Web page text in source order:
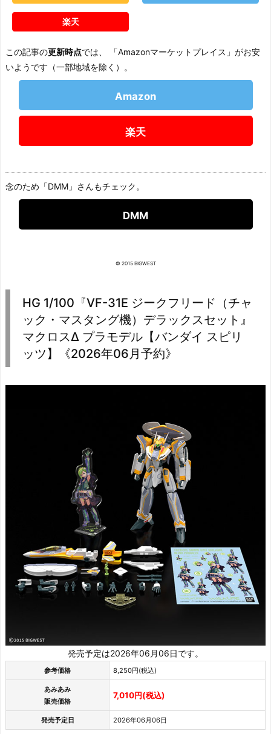
楽天
この記事の更新時点では、 「Amazonマーケットプレイス」がお安
いようです（一部地域を除く）。
Amazon
楽天
念のため「DMM」さんもチェック。
DMM
© 2015 BIGWEST
HG 1/100『VF-31E ジークフリード（チャ
ック・マスタング機）デラックスセット』
マクロスΔ プラモデル【バンダイ スピリ
ッツ】《2026年06月予約》
発売予定は2026年06月06日です。
参考価格 8,250円(税込)
あみあみ
販売価格
7,010円(税込)
発売予定日 2026年06月06日